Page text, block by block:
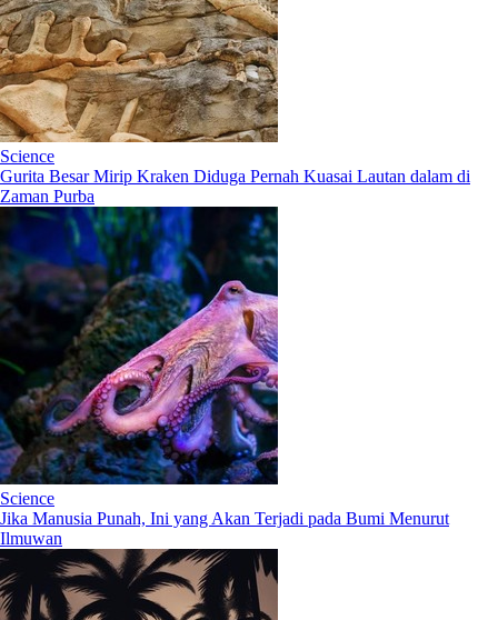
Science
Gurita Besar Mirip Kraken Diduga Pernah Kuasai Lautan dalam di
Zaman Purba
Science
Jika Manusia Punah, Ini yang Akan Terjadi pada Bumi Menurut
Ilmuwan